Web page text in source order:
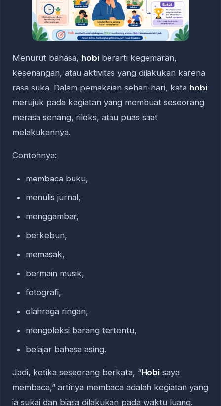
Menurut bahasa, hobi berarti kegemaran,
kesenangan, atau aktivitas yang dilakukan karena
rasa suka. Dalam pemakaian sehari-hari, kata hobi
merujuk pada kegiatan yang membuat seseorang
merasa senang, rileks, atau puas saat
melakukannya.
Contohnya:
membaca buku,
menulis jurnal,
menggambar,
berkebun,
memasak,
bermain musik,
fotografi,
olahraga ringan,
mengoleksi barang tertentu,
belajar bahasa asing.
Jadi, ketika seseorang berkata, “Hobi saya
membaca,” artinya membaca adalah kegiatan yang
ia sukai dan biasa dilakukan pada waktu luang.